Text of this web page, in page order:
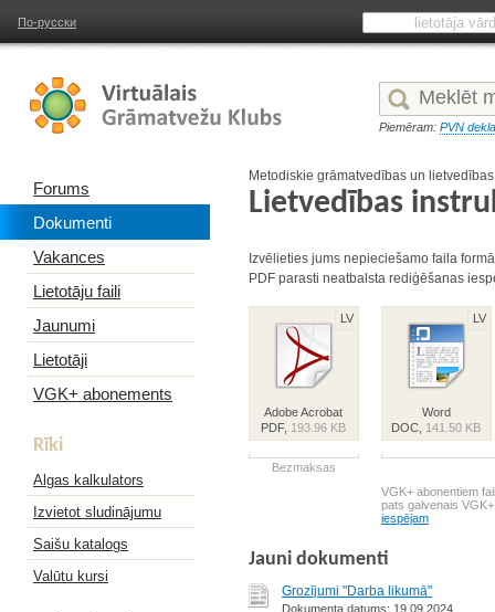
По-русски
Piemēram: PVN
Forums
Dokumenti
Vakances
Lietotāju faili
Jaunumi
Lietotāji
VGK+ abonements
Rīki
Algas kalkulators
Izvietot sludinājumu
Saišu katalogs
Valūtu kursi
Metodiskie grāmatvedības un
Lietvedības
Izvēlieties jums nepieciešamo faila
PDF parasti neatbalsta rediģēšanas
LV
Adobe Acrobat
PDF, 193.96 KB
Bezmaksas
LV
Word
DOC, 141.50 KB
VGK+ abonentiem
pats galvenais
iespējam
Jauni dokumenti
Grozījumi "Darba likumā"
Dokumenta datums: 19.09.2024